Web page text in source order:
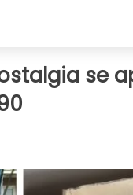
se